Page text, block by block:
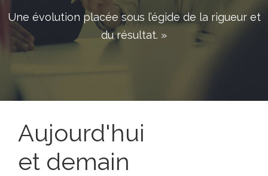
Une évolution placée sous l’égide de la rigueur et
du résultat. »
Aujourd'hui
et demain